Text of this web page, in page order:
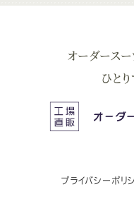
ー
ス
ツ
オーダース
ひと
プライバシーポリ